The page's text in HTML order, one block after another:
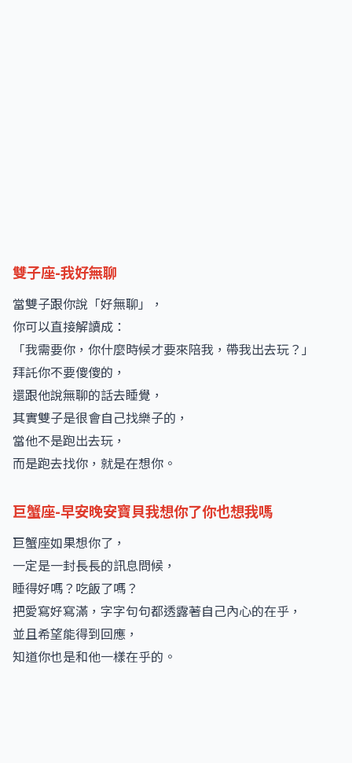
雙子座-我好無聊
當雙子跟你說「好無聊」，
你可以直接解讀成：
「我需要你，你什麼時候才要來陪我，帶我出去玩？」
拜託你不要傻傻的，
還跟他說無聊的話去睡覺，
其實雙子是很會自己找樂子的，
當他不是跑出去玩，
而是跑去找你，就是在想你。
巨蟹座-早安晚安寶貝我想你了你也想我嗎
巨蟹座如果想你了，
一定是一封長長的訊息問候，
睡得好嗎？吃飯了嗎？
把愛寫好寫滿，字字句句都透露著自己內心的在乎，
並且希望能得到回應，
知道你也是和他一樣在乎的。